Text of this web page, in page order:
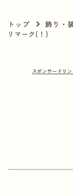
トップ 飾り・
リマーク(！)